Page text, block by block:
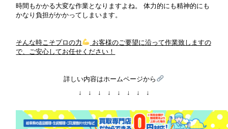
時間もかかる大変な作業となりますよね。 体力的にも精神的にも
かなり負担がかかってしまいます。
そんな時こそプロの力
お客様のご要望に沿って作業致しますの
で、ご安心してお任せください！
詳しい内容はホームページから
↓ ↓ ↓ ↓ ↓ ↓ ↓ ↓